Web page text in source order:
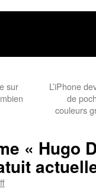
sur
L’iPhone
de
couleurs
« Hugo